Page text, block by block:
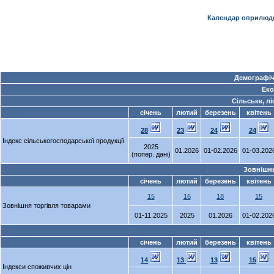
Календар
Сільське,
січень
лютий березень квітень
Індекс сільськогосподарської продукції
28 23 24 24
2025
(попер. дані)
01.2026 01-02.2026 01-
січень
лютий березень квітень
Зовнішня торгівля товарами
15 16 18 15
01-11.2025 2025 01.2026 01-
січень лютий березень квітень
Індекси споживчих цін
14 13 13 15